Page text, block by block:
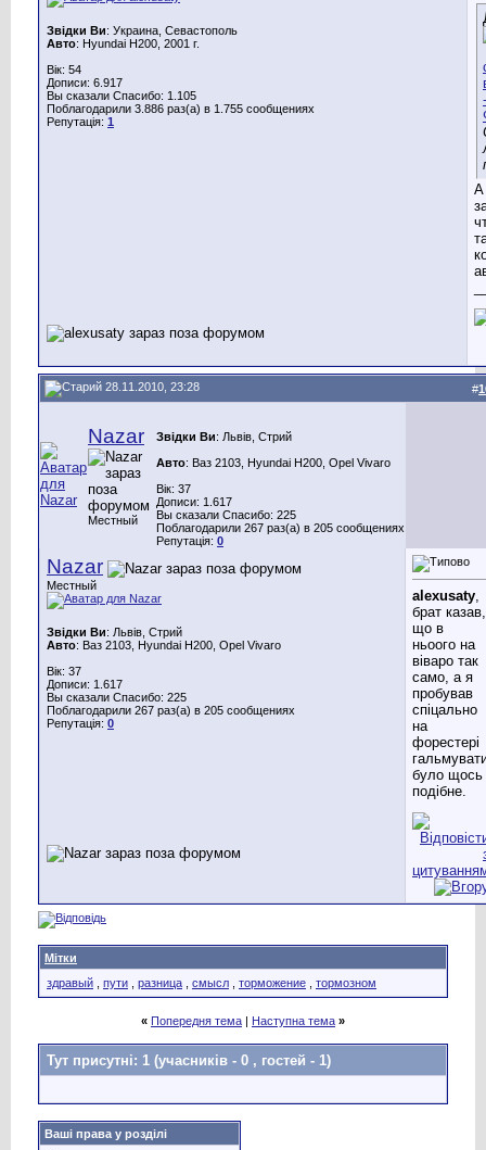
Звідки Ви: Украина, Севастополь
Авто: Hyundai H200, 2001 г.
Вік: 54
Дописи: 6.917
Вы сказали Спасибо: 1.105
Поблагодарили 3.886 раз(а) в 1.755 сообщениях
Репутація: 1
А
28.11.2010, 23:28 #
Nazar
Местный
Звідки Ви: Львів, Стрий
Авто: Ваз 2103, Hyundai H200, Opel Vivaro
Вік: 37
Дописи: 1.617
Вы сказали Спасибо: 225
Поблагодарили 267 раз(а) в 205 сообщениях
Репутація: 0
Nazar
Местный
Звідки Ви: Львів, Стрий
Авто: Ваз 2103, Hyundai H200, Opel Vivaro
Вік: 37
Дописи: 1.617
Вы сказали Спасибо: 225
Поблагодарили 267 раз(а) в 205 сообщениях
Репутація: 0
alexusaty
брат казав,
що в
ньоого на
віваро так
само, а я
пробував
спіцально
на
форестері
було щось
подібне.
Мітки
здравый
пути разница смысл торможение тормозном
« Попередня тема | Наступна тема »
Тут присутні: 1 (учасників - 0 , гостей - 1)
Ваші права у розділі